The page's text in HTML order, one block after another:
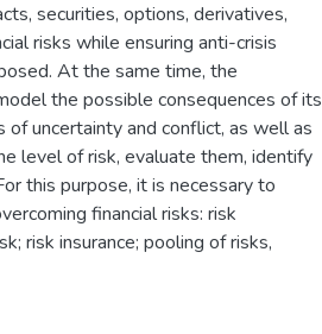
securities, options, derivatives,
risks while ensuring anti-crisis
At the same time, the
the possible consequences of its
uncertainty and conflict, as well as
level of risk, evaluate them, identify
this purpose, it is necessary to
financial risks: risk
risk insurance; pooling of risks,